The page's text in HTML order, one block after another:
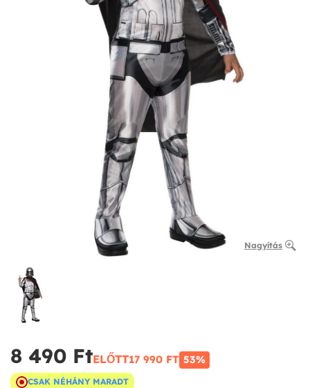
Nagyítás
8 490 Ft‎ELŐTT17 990 FT‎ 53%
CSAK NÉHÁNY MARADT